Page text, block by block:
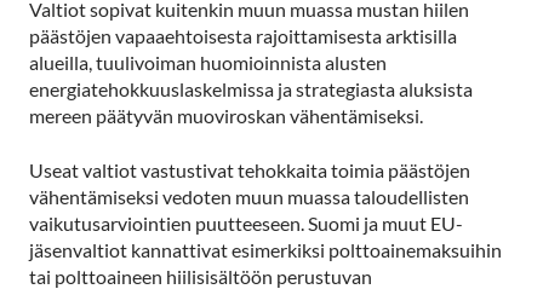
Valtiot sopivat kuitenkin muun muassa mustan hiilen
päästöjen vapaaehtoisesta rajoittamisesta arktisilla
alueilla, tuulivoiman huomioinnista alusten
energiatehokkuuslaskelmissa ja strategiasta aluksista
mereen päätyvän muoviroskan vähentämiseksi.
Useat valtiot vastustivat tehokkaita toimia päästöjen
vähentämiseksi vedoten muun muassa taloudellisten
vaikutusarviointien puutteeseen. Suomi ja muut EU-
jäsenvaltiot kannattivat esimerkiksi polttoainemaksuihin
tai polttoaineen hiilisisältöön perustuvan